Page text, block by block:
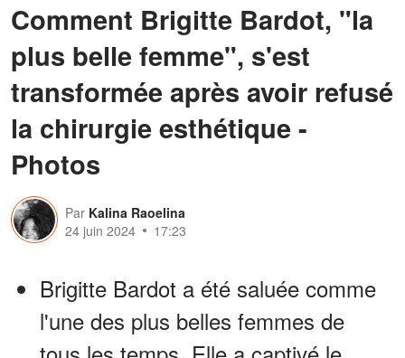
Comment Brigitte Bardot, "la
plus belle femme", s'est
transformée après avoir refusé
la chirurgie esthétique -
Photos
Par Kalina Raoelina
24 juin 2024
17:23
Brigitte Bardot a été saluée comme
l'une des plus belles femmes de